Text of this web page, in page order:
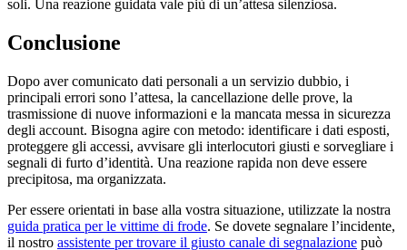
soli. Una reazione guidata vale più di un’attesa silenziosa.
Conclusione
Dopo aver comunicato dati personali a un servizio dubbio, i
principali errori sono l’attesa, la cancellazione delle prove, la
trasmissione di nuove informazioni e la mancata messa in sicurezza
degli account. Bisogna agire con metodo: identificare i dati esposti,
proteggere gli accessi, avvisare gli interlocutori giusti e sorvegliare i
segnali di furto d’identità. Una reazione rapida non deve essere
precipitosa, ma organizzata.
Per essere orientati in base alla vostra situazione, utilizzate la nostra
guida pratica per le vittime di frode. Se dovete segnalare l’incidente,
il nostro assistente per trovare il giusto canale di segnalazione può